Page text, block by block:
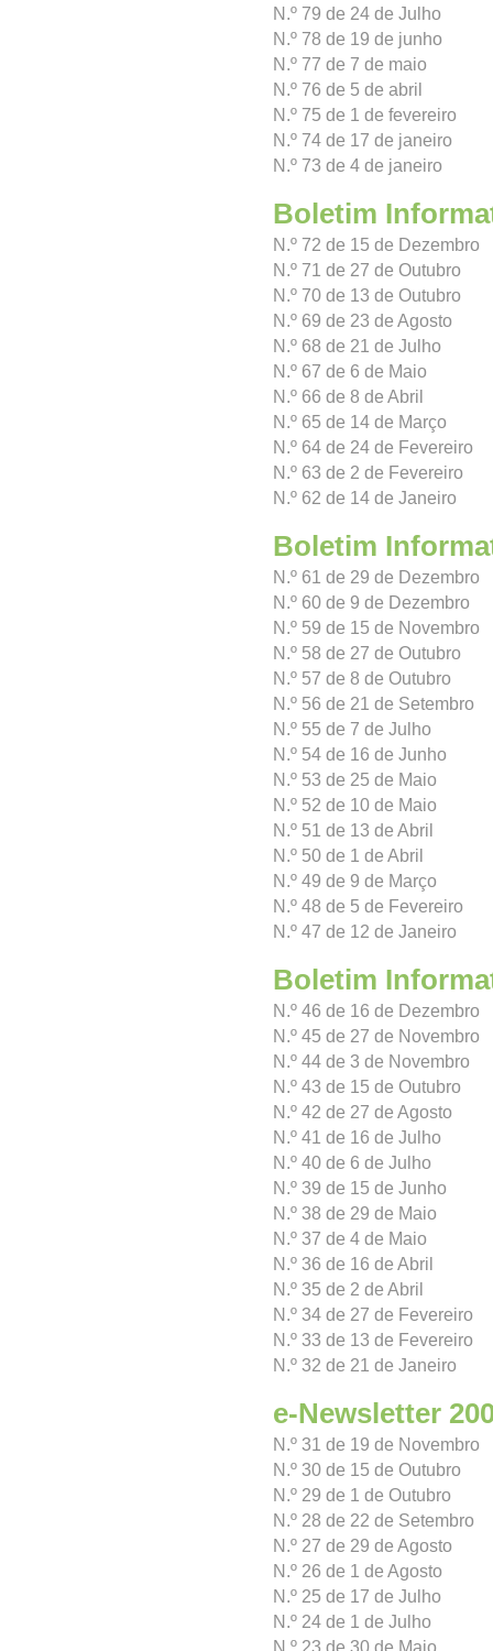
N.º 79 de 24 de Julho
N.º 78 de 19 de junho
N.º 77 de 7 de maio
N.º 76 de 5 de abril
N.º 75 de 1 de fevereiro
N.º 74 de 17 de janeiro
N.º 73 de 4 de janeiro
Boletim
N.º 72 de 15 de Dezembro
N.º 71 de 27 de Outubro
N.º 70 de 13 de Outubro
N.º 69 de 23 de Agosto
N.º 68 de 21 de Julho
N.º 67 de 6 de Maio
N.º 66 de 8 de Abril
N.º 65 de 14 de Março
N.º 64 de 24 de Fevereiro
N.º 63 de 2 de Fevereiro
N.º 62 de 14 de Janeiro
Boletim
N.º 61 de 29 de Dezembro
N.º 60 de 9 de Dezembro
N.º 59 de 15 de Novembro
N.º 58 de 27 de Outubro
N.º 57 de 8 de Outubro
N.º 56 de 21 de Setembro
N.º 55 de 7 de Julho
N.º 54 de 16 de Junho
N.º 53 de 25 de Maio
N.º 52 de 10 de Maio
N.º 51 de 13 de Abril
N.º 50 de 1 de Abril
N.º 49 de 9 de Março
N.º 48 de 5 de Fevereiro
N.º 47 de 12 de Janeiro
Boletim
N.º 46 de 16 de Dezembro
N.º 45 de 27 de Novembro
N.º 44 de 3 de Novembro
N.º 43 de 15 de Outubro
N.º 42 de 27 de Agosto
N.º 41 de 16 de Julho
N.º 40 de 6 de Julho
N.º 39 de 15 de Junho
N.º 38 de 29 de Maio
N.º 37 de 4 de Maio
N.º 36 de 16 de Abril
N.º 35 de 2 de Abril
N.º 34 de 27 de Fevereiro
N.º 33 de 13 de Fevereiro
N.º 32 de 21 de Janeiro
e-Newsletter
N.º 31 de 19 de Novembro
N.º 30 de 15 de Outubro
N.º 29 de 1 de Outubro
N.º 28 de 22 de Setembro
N.º 27 de 29 de Agosto
N.º 26 de 1 de Agosto
N.º 25 de 17 de Julho
N.º 24 de 1 de Julho
N.º 23 de 30 de Maio